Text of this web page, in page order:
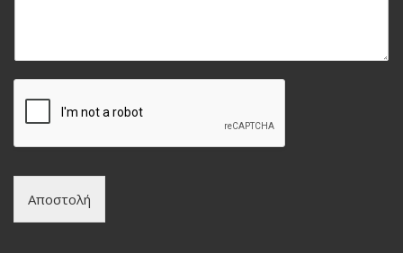
Αποστολή